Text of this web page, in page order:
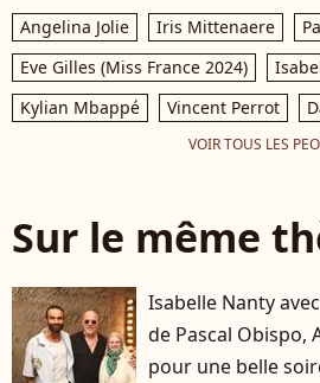
Angelina Jolie Iris Mittenaere
Eve Gilles (Miss France 2024)
Kylian Mbappé
Vincent Perrot
VOIR TOUS LES
Sur le même
Isabelle Nanty
de Pascal Obispo,
pour une belle